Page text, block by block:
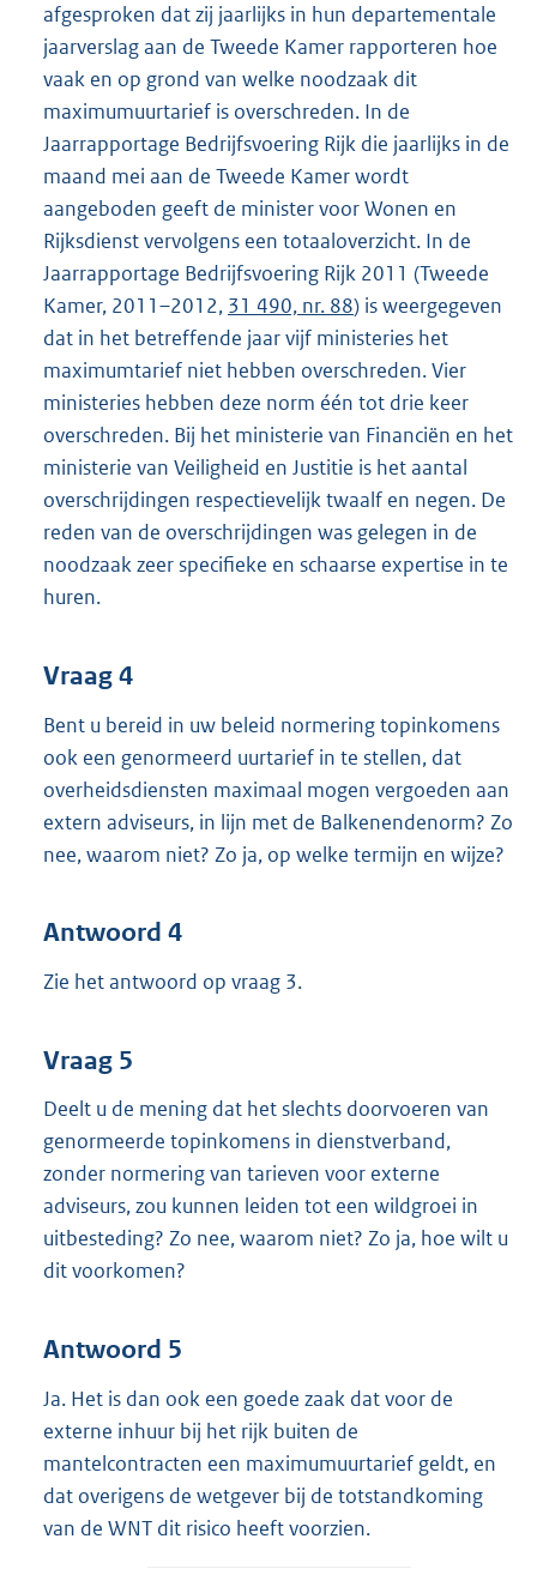
afgesproken dat zij jaarlijks in hun departementale
jaarverslag aan de Tweede Kamer rapporteren hoe
vaak en op grond van welke noodzaak dit
maximumuurtarief is overschreden. In de
Jaarrapportage Bedrijfsvoering Rijk die jaarlijks in de
maand mei aan de Tweede Kamer wordt
aangeboden geeft de minister voor Wonen en
Rijksdienst vervolgens een totaaloverzicht. In de
Jaarrapportage Bedrijfsvoering Rijk 2011 (Tweede
Kamer, 2011–2012, 31 490, nr. 88) is weergegeven
dat in het betreffende jaar vijf ministeries het
maximumtarief niet hebben overschreden. Vier
ministeries hebben deze norm één tot drie keer
overschreden. Bij het ministerie van Financiën en het
ministerie van Veiligheid en Justitie is het aantal
overschrijdingen respectievelijk twaalf en negen. De
reden van de overschrijdingen was gelegen in de
noodzaak zeer specifieke en schaarse expertise in te
huren.
Vraag 4
Bent u bereid in uw beleid normering topinkomens
ook een genormeerd uurtarief in te stellen, dat
overheidsdiensten maximaal mogen vergoeden aan
extern adviseurs, in lijn met de Balkenendenorm? Zo
nee, waarom niet? Zo ja, op welke termijn en wijze?
Antwoord 4
Zie het antwoord op vraag 3.
Vraag 5
Deelt u de mening dat het slechts doorvoeren van
genormeerde topinkomens in dienstverband,
zonder normering van tarieven voor externe
adviseurs, zou kunnen leiden tot een wildgroei in
uitbesteding? Zo nee, waarom niet? Zo ja, hoe wilt u
dit voorkomen?
Antwoord 5
Ja. Het is dan ook een goede zaak dat voor de
externe inhuur bij het rijk buiten de
mantelcontracten een maximumuurtarief geldt, en
dat overigens de wetgever bij de totstandkoming
van de WNT dit risico heeft voorzien.